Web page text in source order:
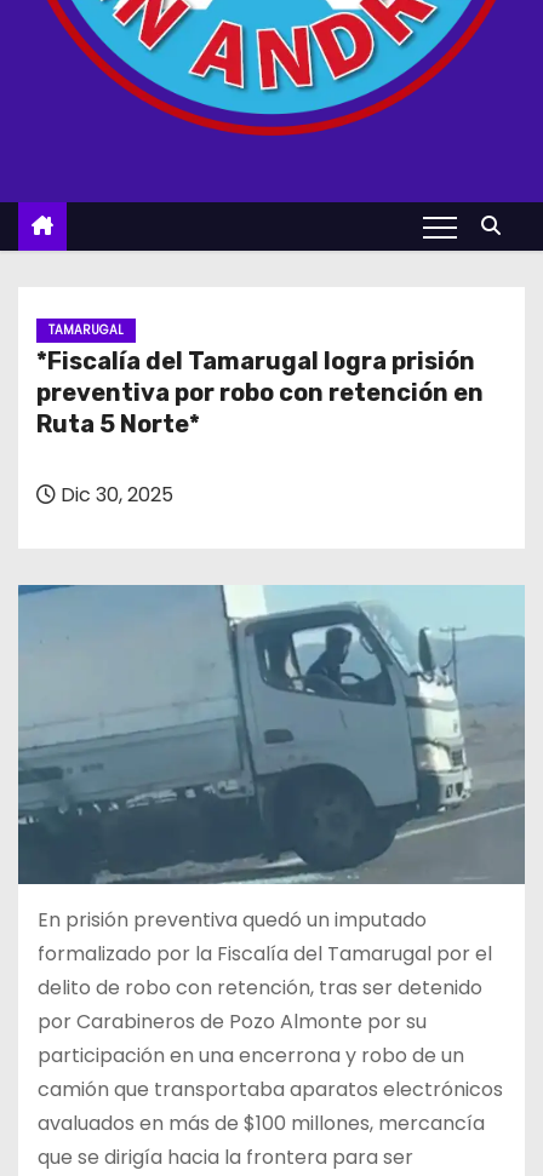
TAMARUGAL
*Fiscalía del Tamarugal logra prisión
preventiva por robo con retención en
Ruta 5 Norte*
Dic 30, 2025
En prisión preventiva quedó un imputado
formalizado por la Fiscalía del Tamarugal por el
delito de robo con retención, tras ser detenido
por Carabineros de Pozo Almonte por su
participación en una encerrona y robo de un
camión que transportaba aparatos electrónicos
avaluados en más de $100 millones, mercancía
que se dirigía hacia la frontera para ser